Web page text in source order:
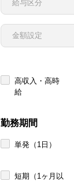
高収入・高時
給
勤務期間
単発（1日）
短期（1ヶ月以